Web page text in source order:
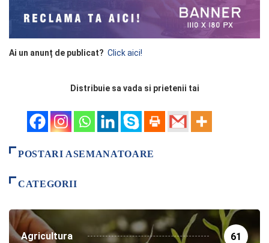
Ai un anunț de publicat? Click aici!
Distribuie sa vada si prietenii tai
POSTARI ASEMANATOARE
CATEGORII
Agricultura 61